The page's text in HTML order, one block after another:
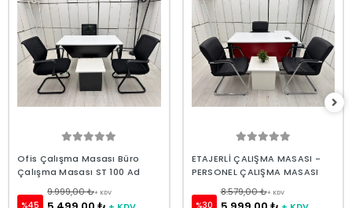
Ofis Çalışma Masası Büro
Çalışma Masası ST 100 Ad
%45
9.999,00 ₺+ KDV
ETAJERLİ ÇALIŞMA MASASI -
PERSONEL ÇALIŞMA MASASI
%30
8.579,00 ₺+ KDV